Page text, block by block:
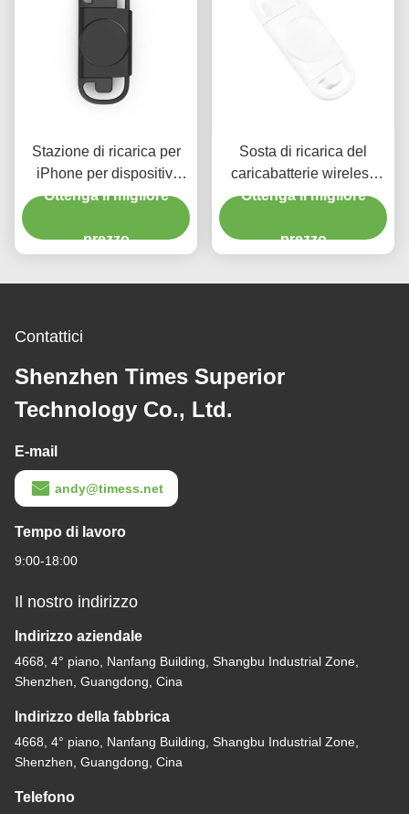
Stazione di ricarica per
iPhone per dispositivi
multipli
Ottenga il migliore
prezzo
Sosta di ricarica del
caricabatterie wireless
portatile a doppia
Watch 1 - 8SE
Ottenga il migliore
prezzo
Contattici
Shenzhen Times Superior
Technology Co., Ltd.
E-mail
andy@timess.net
Tempo di lavoro
9:00-18:00
Il nostro indirizzo
Indirizzo aziendale
4668, 4° piano, Nanfang Building, Shangbu Industrial Zone,
Shenzhen, Guangdong, Cina
Indirizzo della fabbrica
4668, 4° piano, Nanfang Building, Shangbu Industrial Zone,
Shenzhen, Guangdong, Cina
Telefono